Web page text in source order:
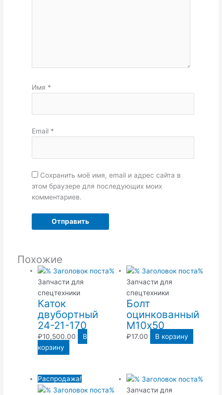
Имя *
Email *
Сохранить моё имя, email и адрес сайта в
этом браузере для последующих моих
комментариев.
Похожие
Запчасти для
спецтехники
Каток
двубортный
24-21-170
₽10,500.00
В
корзину
Запчасти для
спецтехники
Болт
оцинкованный
М10х50
₽17.00 В корзину
Распродажа!Первоначальная
цена
цена:
Запчасти для